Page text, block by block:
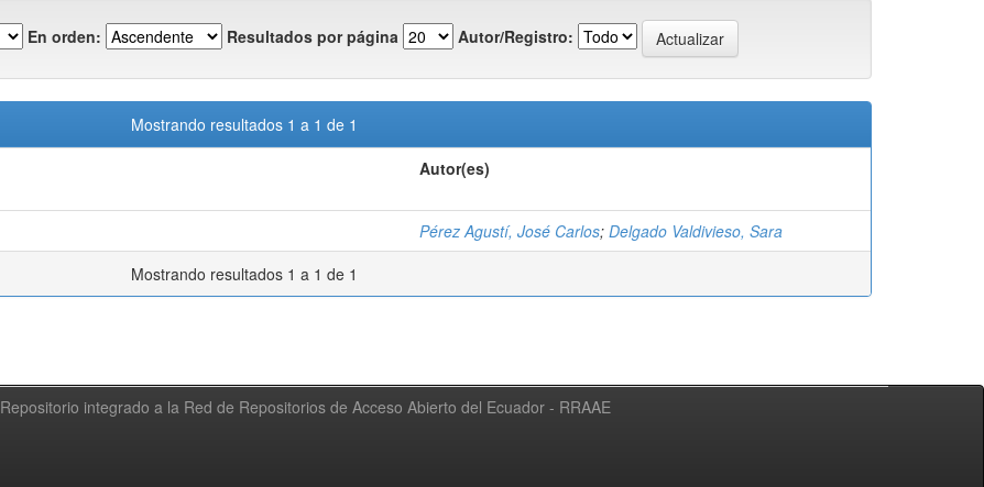
En orden: Resultados por página Autor/Registro:
Mostrando resultados 1 a 1 de 1
Autor(es)
Pérez Agustí, José Carlos; Delgado Valdivieso, Sara
Mostrando resultados 1 a 1 de 1
Repositorio integrado a la Red de Repositorios de Acceso Abierto del Ecuador - RRAAE